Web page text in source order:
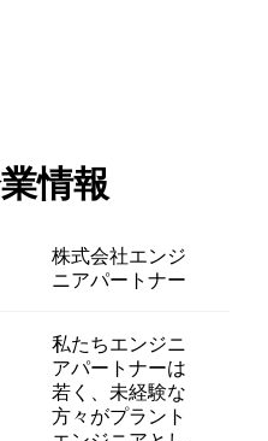
情報
株式会社エンジ
ニアパートナー
私たちエンジニ
アパートナーは
若く、未経験な
方々がプラント